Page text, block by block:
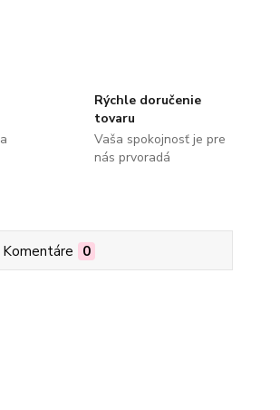
Rýchle doručenie
tovaru
Vaša spokojnosť je pre
nás prvoradá
Komentáre 0